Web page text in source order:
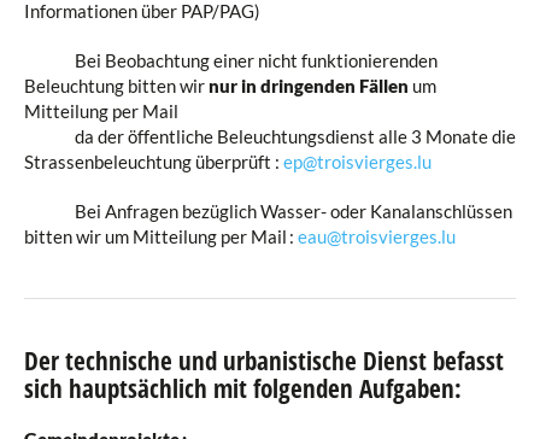
Informationen über PAP/PAG)
Bei Beobachtung einer nicht funktionierenden
Beleuchtung bitten wir nur in dringenden Fällen um
Mitteilung per Mail
da der öffentliche Beleuchtungsdienst alle 3 Monate die
Strassenbeleuchtung überprüft : ep@troisvierges.lu
Bei Anfragen bezüglich Wasser- oder Kanalanschlüssen
bitten wir um Mitteilung per Mail : eau@troisvierges.lu
Der technische und urbanistische Dienst befasst
sich hauptsächlich mit folgenden Aufgaben: